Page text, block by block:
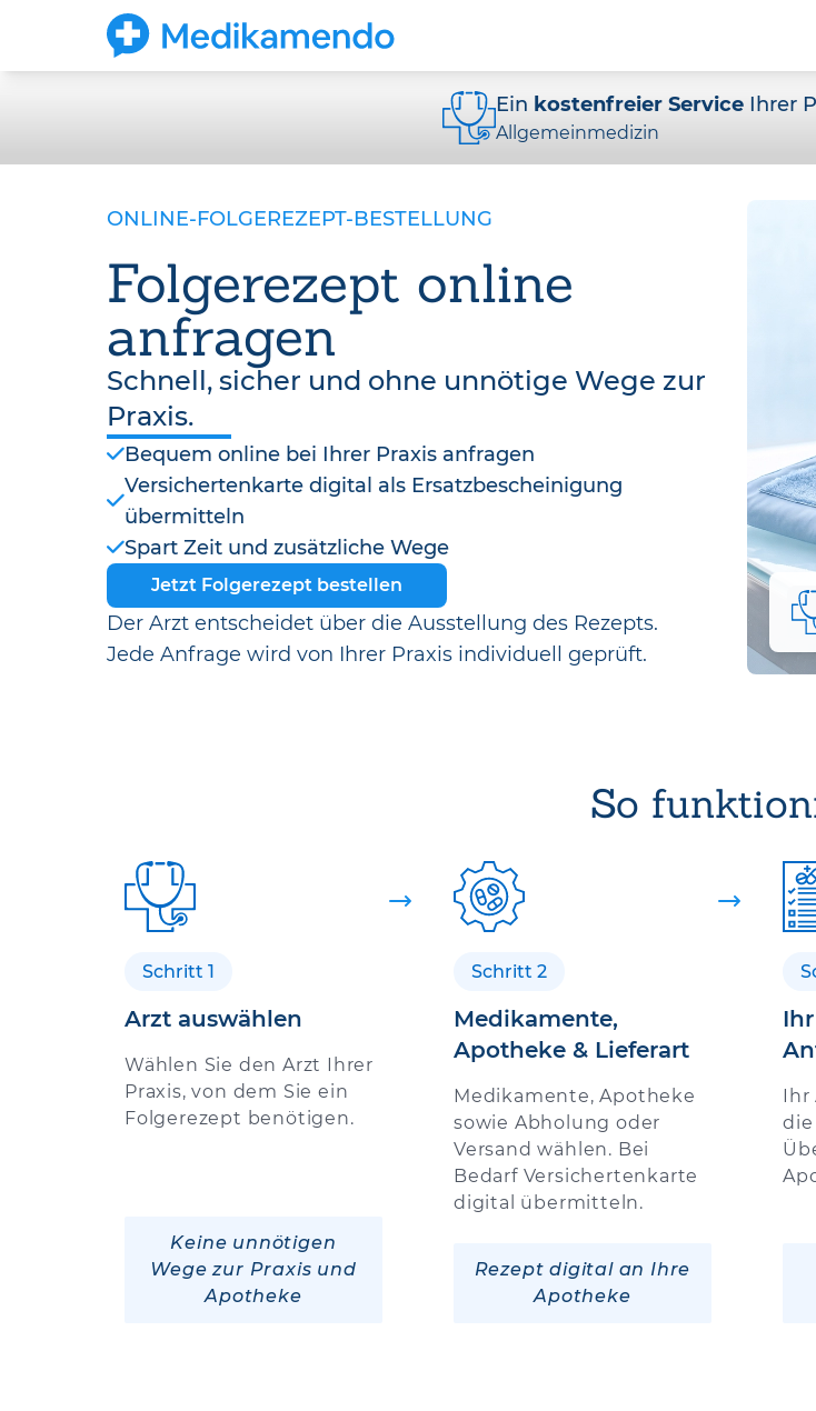
Ein kostenfreier ServiceIhrer
Allgemeinmedizin
ONLINE-FOLGEREZEPT-BESTELLUNG
Folgerezept online
anfragen
Schnell, sicher und ohne unnötige Wege zur
Praxis.
Bequem online bei Ihrer Praxis anfragen
Versichertenkarte digital als Ersatzbescheinigung
übermitteln
Spart Zeit und zusätzliche Wege
Jetzt Folgerezept bestellen
Der Arzt entscheidet über die Ausstellung des Rezepts.
Jede Anfrage wird von Ihrer Praxis individuell geprüft.
So
Schritt 1
Arzt auswählen
Wählen Sie den Arzt Ihrer
Praxis, von dem Sie ein
Folgerezept benötigen.
Keine unnötigen
Wege zur Praxis und
Apotheke
Schritt 2
Medikamente,
Apotheke & Lieferart
Medikamente, Apotheke
sowie Abholung oder
Versand wählen. Bei
Bedarf Versichertenkarte
digital übermitteln.
Rezept digital an Ihre
Apotheke
Ihr